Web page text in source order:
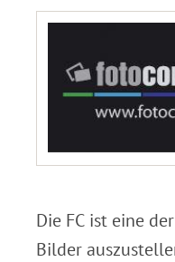
Die FC ist eine
Bilder